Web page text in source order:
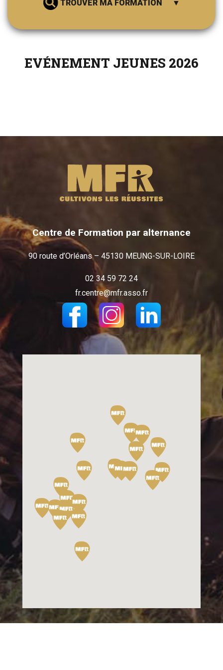
TROUVER MA FORMATION
EVÉNEMENT JEUNES 2026
Centre de Formation par alternance
90 route d’Orléans – 45130 MEUNG-SUR-LOIRE
02 34 59 72 24
fr.centre@mfr.asso.fr